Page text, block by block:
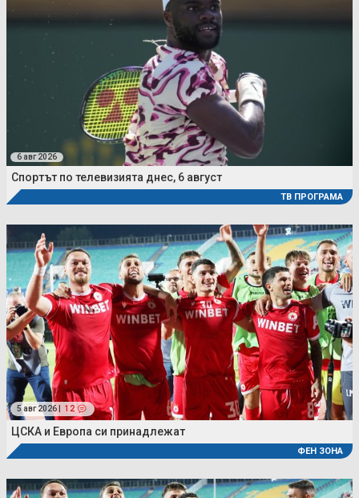
6 авг 2026
Спортът по телевизията днес, 6 август
ТВ ПРОГРАМА
5 авг 2026 | 12
ЦСКА и Европа си принадлежат
ФЕН ЗОНА